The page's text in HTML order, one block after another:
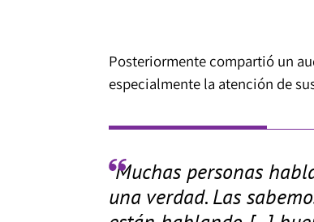
Posteriormente compartió un
especialmente la atención de
"Muchas personas
una verdad. Las